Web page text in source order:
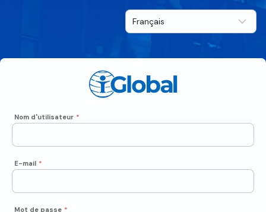
Nom d'utilisateur *
E-mail *
Mot de passe *